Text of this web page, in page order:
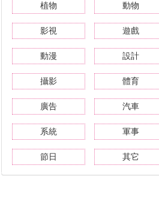
植物 動物
影視 遊戲
動漫 設計
攝影 體育
廣告 汽車
系統 軍事
節日 其它